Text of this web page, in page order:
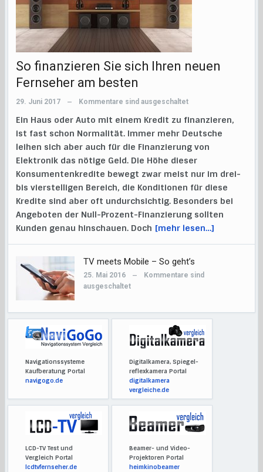
So finanzieren Sie sich Ihren neuen
Fernseher am besten
29. Juni 2017 — Kommentare sind ausgeschaltet
Ein Haus oder Auto mit einem Kredit zu finanzieren,
ist fast schon Normalität. Immer mehr Deutsche
leihen sich aber auch für die Finanzierung von
Elektronik das nötige Geld. Die Höhe dieser
Konsumentenkredite bewegt zwar meist nur im drei-
bis vierstelligen Bereich, die Konditionen für diese
Kredite sind aber oft undurchsichtig. Besonders bei
Angeboten der Null-Prozent-Finanzierung sollten
Kunden genau hinschauen. Doch [mehr lesen…]
TV meets Mobile – So geht’s
25. Mai 2016 —
Kommentare sind
ausgeschaltet
Navigationssysteme
Kaufberatung Portal
navigogo.de
Digitalkamera, Spiegel-
reflexkamera Portal
digitalkamera
vergleiche.de
LCD-TV Test und
Vergleich Portal
lcdtvfernseher.de
Beamer- und Video-
Projektoren Portal
heimkinobeamer